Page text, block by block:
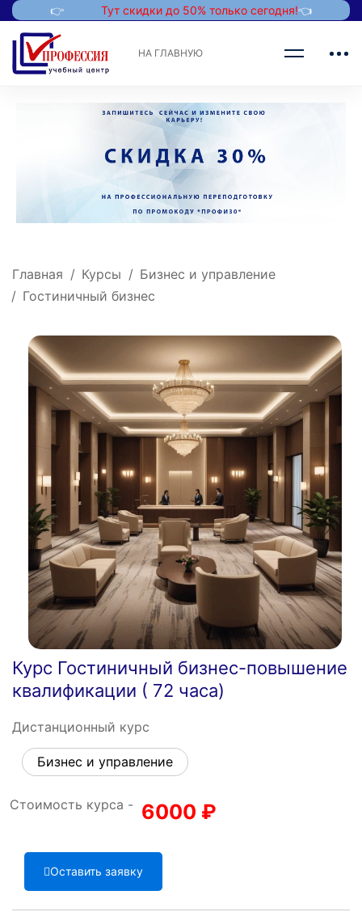
👉 Тут скидки до 50% только сегодня!👈
НА ГЛАВНУЮ
Главная Курсы
Бизнес и управление
Гостиничный бизнес
Курс Гостиничный бизнес-повышение
квалификации ( 72 часа)
Дистанционный курс
Бизнес и управление
Стоимость курса - 6000 ₽
Оставить заявку